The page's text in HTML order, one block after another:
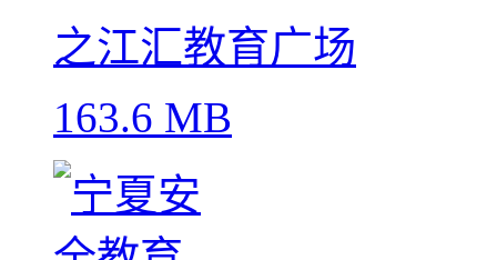
之江汇教育广场
163.6 MB